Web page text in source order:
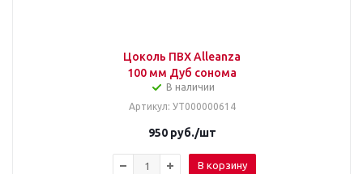
Цоколь ПВХ Alleanza
100 мм Дуб сонома
В наличии
Артикул: УТ000000614
950руб./шт
В корзину